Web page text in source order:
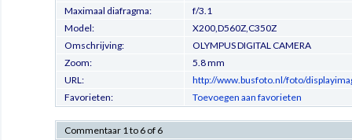
Maximaal diafragma:
f/3.1
Model:
X200,D560Z,C350Z
Omschrijving:
OLYMPUS DIGITAL CAMERA
Zoom:
5.8 mm
URL:
http://www.busfoto.nl/foto/
Favorieten:
Toevoegen aan favorieten
Commentaar 1 to 6 of 6